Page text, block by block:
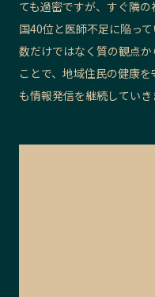
ても過密ですが、すぐ隣
国40位と医師不足に陥っ
数だけではなく質の観点
ことで、地域住民の健康
も情報発信を継続していき